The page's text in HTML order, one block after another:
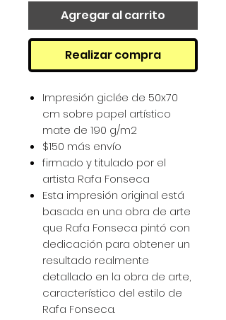
Agregar al carrito
Realizar compra
Impresión giclée de 50x70
cm sobre papel artístico
mate de 190 g/m2
$150 más envío
firmado y titulado por el
artista Rafa Fonseca
Esta impresión original está
basada en una obra de arte
que Rafa Fonseca pintó con
dedicación para obtener un
resultado realmente
detallado en la obra de arte,
característico del estilo de
Rafa Fonseca.